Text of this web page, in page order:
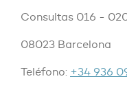
Consultas 016 -
08023 Barcelona
Teléfono: +34 936